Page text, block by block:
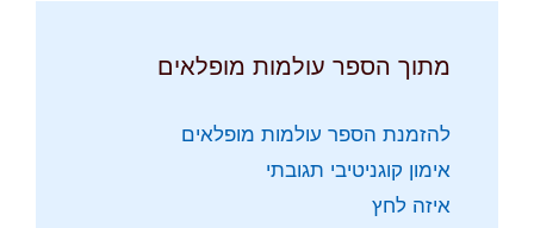
מתוך הספר עולמות מופלאים
להזמנת הספר עולמות מופלאים
אימון קוגניטיבי תגובתי
איזה לחץ